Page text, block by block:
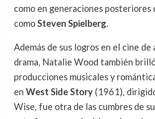
como en generaciones posteriores
comoSteven Spielberg.
Además de sus logros en el cine de
drama, Natalie Wood también
producciones musicales y
en West Side Story(1961),
Wise, fue otra de las cumbres de